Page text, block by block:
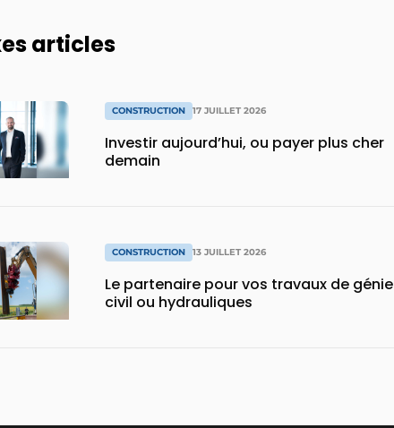
articles
CONSTRUCTION 17 JUILLET 2026
Investir aujourd’hui, ou payer plus cher
demain
CONSTRUCTION 13 JUILLET 2026
Le partenaire pour vos travaux de génie
civil ou hydrauliques